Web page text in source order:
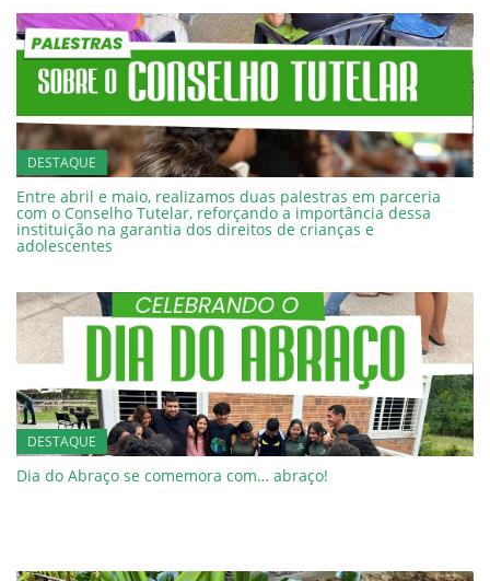
DESTAQUE
Entre abril e maio, realizamos duas palestras em parceria
com o Conselho Tutelar, reforçando a importância dessa
instituição na garantia dos direitos de crianças e
adolescentes
DESTAQUE
Dia do Abraço se comemora com… abraço!